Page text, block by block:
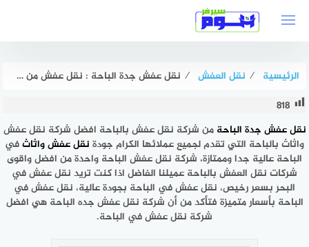
الرئيسية ⁄ نقل العفش ⁄ نقل عفش جدة الباحة : نقل عفش من جده الى الباحه بخصم 50% هوم سيرفر
818
نقل عفش جدة الباحة من شركة نقل عفش بالباحة افضل شركة نقل عفش
واثاث بالباحة التي تقدم لجميع عملائها الكرام جودة نقل عفش واثاثفي
الباحة عالية جدا وممتازة، شركة نقل عفش الباحة واحدة من افضل واقوى
شركات نقل العفش بالباحة عميلنا الفاضل اذا كنت تريد نقل عفش في
البحر بسعر رخيص، نقل عفش في الباحة بجودة عالية، نقل عفش في
الباحة بأسعار متميزة فتأكد من أن شركة نقل عفش جده الباحة هي افضل
شركة نقل عفش في الباحة.